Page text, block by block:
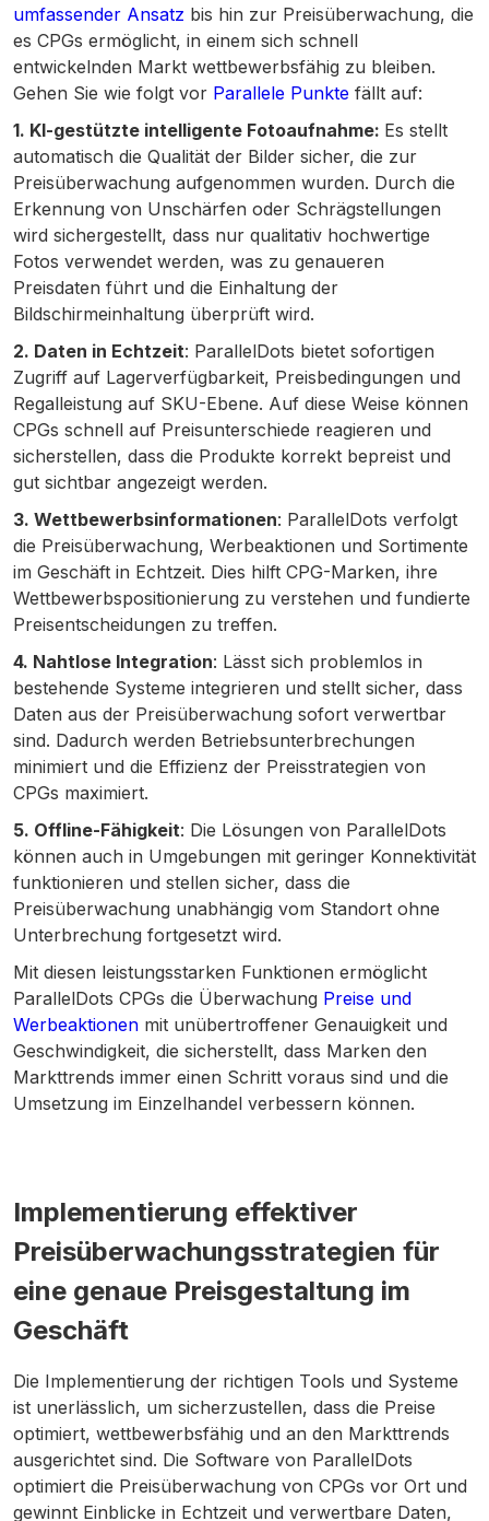
umfassender Ansatz bis hin zur Preisüberwachung, die
es CPGs ermöglicht, in einem sich schnell
entwickelnden Markt wettbewerbsfähig zu bleiben.
Gehen Sie wie folgt vor Parallele Punkte fällt auf:
1. KI-gestützte intelligente Fotoaufnahme: Es stellt
automatisch die Qualität der Bilder sicher, die zur
Preisüberwachung aufgenommen wurden. Durch die
Erkennung von Unschärfen oder Schrägstellungen
wird sichergestellt, dass nur qualitativ hochwertige
Fotos verwendet werden, was zu genaueren
Preisdaten führt und die Einhaltung der
Bildschirmeinhaltung überprüft wird.
2. Daten in Echtzeit: ParallelDots bietet sofortigen
Zugriff auf Lagerverfügbarkeit, Preisbedingungen und
Regalleistung auf SKU-Ebene. Auf diese Weise können
CPGs schnell auf Preisunterschiede reagieren und
sicherstellen, dass die Produkte korrekt bepreist und
gut sichtbar angezeigt werden.
3. Wettbewerbsinformationen: ParallelDots verfolgt
die Preisüberwachung, Werbeaktionen und Sortimente
im Geschäft in Echtzeit. Dies hilft CPG-Marken, ihre
Wettbewerbspositionierung zu verstehen und fundierte
Preisentscheidungen zu treffen.
4. Nahtlose Integration: Lässt sich problemlos in
bestehende Systeme integrieren und stellt sicher, dass
Daten aus der Preisüberwachung sofort verwertbar
sind. Dadurch werden Betriebsunterbrechungen
minimiert und die Effizienz der Preisstrategien von
CPGs maximiert.
5. Offline-Fähigkeit: Die Lösungen von ParallelDots
können auch in Umgebungen mit geringer Konnektivität
funktionieren und stellen sicher, dass die
Preisüberwachung unabhängig vom Standort ohne
Unterbrechung fortgesetzt wird.
Mit diesen leistungsstarken Funktionen ermöglicht
ParallelDots CPGs die Überwachung Preise und
Werbeaktionen mit unübertroffener Genauigkeit und
Geschwindigkeit, die sicherstellt, dass Marken den
Markttrends immer einen Schritt voraus sind und die
Umsetzung im Einzelhandel verbessern können.
Implementierung effektiver
Preisüberwachungsstrategien für
eine genaue Preisgestaltung im
Geschäft
Die Implementierung der richtigen Tools und Systeme
ist unerlässlich, um sicherzustellen, dass die Preise
optimiert, wettbewerbsfähig und an den Markttrends
ausgerichtet sind. Die Software von ParallelDots
optimiert die Preisüberwachung von CPGs vor Ort und
gewinnt Einblicke in Echtzeit und verwertbare Daten,